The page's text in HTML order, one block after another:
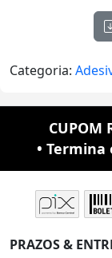
Categoria:
CUPOM
• Termina
PRAZOS &